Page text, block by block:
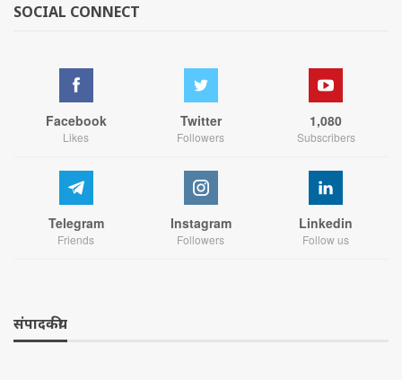
SOCIAL CONNECT
Facebook
Likes
Twitter
Followers
1,080
Subscribers
Telegram
Friends
Instagram
Followers
Linkedin
Follow us
संपादकीय